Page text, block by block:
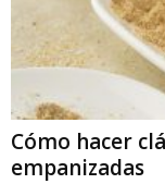
Cómo hacer
empanizadas